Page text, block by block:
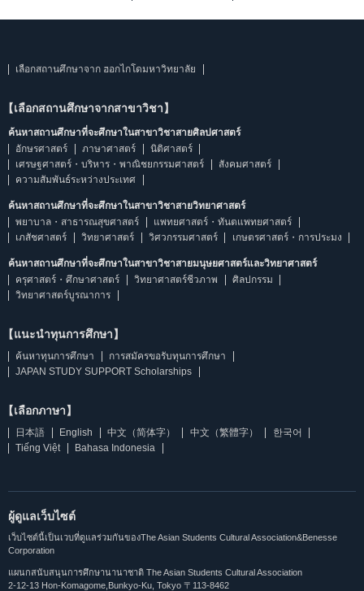
เลือกสถานศึกษาจาก ฮอกไกโดมหาวิทยาลัย
【เลือกสถานศึกษาจากสาขาวิชา】
ค้นหาสถานศึกษาที่จะศึกษาในสาขาวิชาสายศิลปศาสตร์
อักษรศาสตร์
ภาษาศาสตร์
นิติศาสตร์
เศรษฐศาสตร์・บริหาร・พาณิชยกรรมศาสตร์
สังคมศาสตร์
ความสัมพันธ์ระหว่างประเทศ
ค้นหาสถานศึกษาที่จะศึกษาในสาขาวิชาสายวิทยาศาสตร์
พยาบาล・สาธารณสุขศาสตร์
แพทยศาสตร์・ทันตแพทยศาสตร์
เภสัชศาสตร์
วิทยาศาสตร์ วิศวกรรมศาสตร์ เกษตรศาสตร์・การประมง
ค้นหาสถานศึกษาที่จะศึกษาในสาขาวิชาสายมนุษยศาสตร์และวิทยาศาสตร์
ครุศาสตร์・ศึกษาศาสตร์
วิทยาศาสตร์ชีวภาพ
ศิลปกรรม
วิทยาศาสตร์บูรณาการ
【แนะนำทุนการศึกษา】
ค้นหาทุนการศึกษา
การสมัครขอรับทุนการศึกษา
JAPAN STUDY SUPPORT Scholarships
【เลือกภาษา】
日本語 English 中文（简体字） 中文（繁體字）
한국어
Tiếng Việt
Bahasa Indonesia
ผู้ดูแลเว็บไซต์
เว็บไซต์นี้เป็นเวบที่ดูแลร่วมกันของThe Asian Students Cultural Association&Benesse
Corporation
แผนกสนับสนุนการศึกษานานาชาติ The Asian Students Cultural Association
2-12-13 Hon-Komagome,Bunkyo-Ku, Tokyo 〒113-8462